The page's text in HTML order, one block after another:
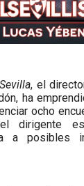
el mercado
el Bayer
, el
ha
ocho
dirigente
a posibles